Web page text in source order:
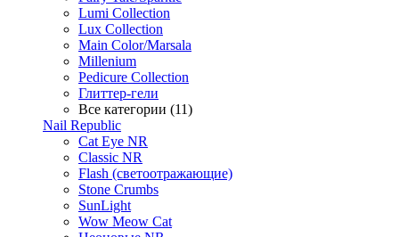
Lumi Collection
Lux Collection
Main Color/Marsala
Millenium
Pedicure Collection
Глиттер-гели
Все категории (11)
Nail Republic
Cat Eye NR
Classic NR
Flash (светоотражающие)
Stone Crumbs
SunLight
Wow Meow Cat